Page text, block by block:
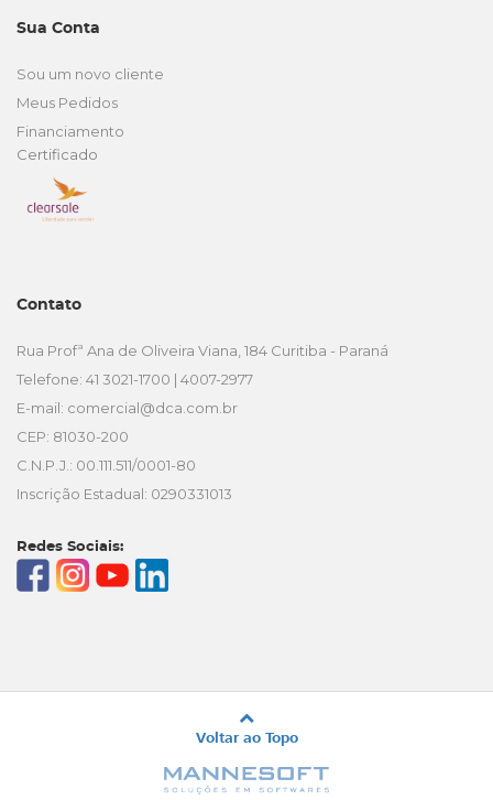
Sua Conta
Sou um novo cliente
Meus Pedidos
Financiamento
Certificado
Contato
Rua Profª Ana de Oliveira Viana, 184 Curitiba - Paraná
Telefone: 41 3021-1700 | 4007-2977
E-mail: comercial@dca.com.br
CEP: 81030-200
C.N.P.J.: 00.111.511/0001-80
Inscrição Estadual: 0290331013
Redes Sociais:
Voltar ao Topo